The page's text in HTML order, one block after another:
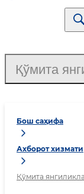
Бош саҳифа
Ахборот хизмати
Қўмита
Қўмита